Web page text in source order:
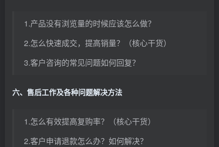
1.产品没有浏览量的时候应该怎么做？
2.怎么快速成交，提高销量？（核心干货）
3.客户咨询的常见问题如何回复？
六、售后工作及各种问题解决方法
1.怎么有效提高复购率？（核心干货）
2.客户申请退款怎么办？如何解决？